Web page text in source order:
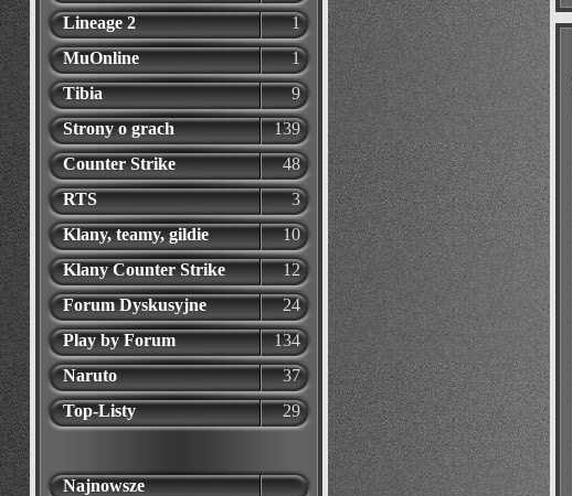
Lineage 2
1
MuOnline
1
Tibia
9
Strony o grach
139
Counter Strike
48
RTS
3
Klany, teamy, gildie
10
Klany Counter Strike
12
Forum Dyskusyjne
24
Play by Forum
134
Naruto
37
Top-Listy
29
Najnowsze